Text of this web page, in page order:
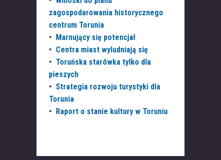
zagospodarowania historycznego
centrum Torunia
•
Marnujący się potencjał
• Centra miast wyludniają się
• Toruńska starówka tylko dla
pieszych
• Strategia rozwoju turystyki dla
Torunia
•
Raport o stanie kultury w Toruniu